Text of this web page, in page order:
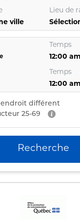
ville
Lieu de
Temps
Temps
endroit différent
25-69
Recherche